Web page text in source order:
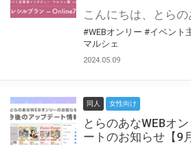
#WEBオンリー #イベント
マルシェ
2024.05.09
同人 女性向け
とらのあなWEBオ
ートのお知らせ【9